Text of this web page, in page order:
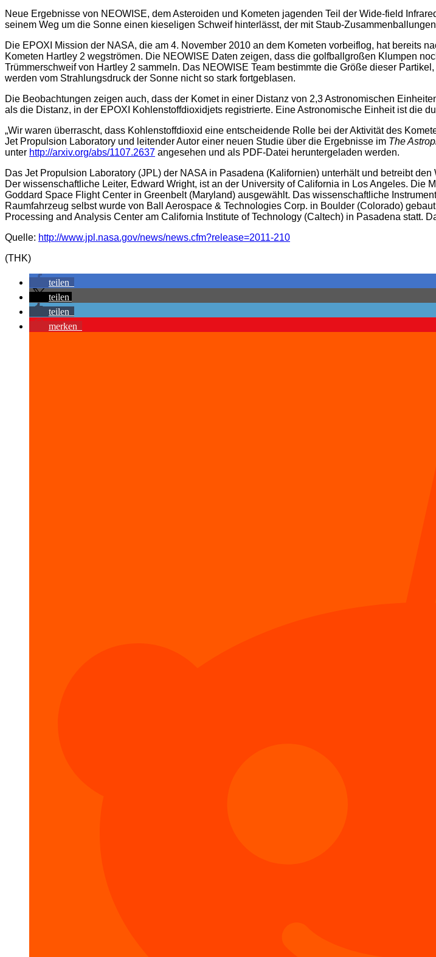
Neue Ergebnisse von NEOWISE, dem Asteroiden und Kometen jagenden Teil der Wide-field
seinem Weg um die Sonne einen kieseligen Schweif hinterlässt, der mit Staub-
Die EPOXI Mission der NASA, die am 4. November 2010 an dem Kometen vorbeiflog, hat bereits
Kometen Hartley 2 wegströmen. Die NEOWISE Daten zeigen, dass die golfballgroßen Klumpen
Trümmerschweif von Hartley 2 sammeln. Das NEOWISE Team bestimmte die Größe dieser
werden vom Strahlungsdruck der Sonne nicht so stark fortgeblasen.
Die Beobachtungen zeigen auch, dass der Komet in einer Distanz von 2,3 Astronomischen
als die Distanz, in der EPOXI Kohlenstoffdioxidjets registrierte. Eine Astronomische Einheit ist die
„Wir waren überrascht, dass Kohlenstoffdioxid eine entscheidende Rolle bei der Aktivität des
Jet Propulsion Laboratory und leitender Autor einer neuen Studie über die Ergebnisse im The
unter http://arxiv.org/abs/1107.2637 angesehen und als PDF-Datei heruntergeladen werden.
Das Jet Propulsion Laboratory (JPL) der NASA in Pasadena (Kalifornien) unterhält und betreibt
Der wissenschaftliche Leiter, Edward Wright, ist an der University of California in Los Angeles.
Goddard Space Flight Center in Greenbelt (Maryland) ausgewählt. Das wissenschaftliche
Raumfahrzeug selbst wurde von Ball Aerospace & Technologies Corp. in Boulder (Colorado)
Processing and Analysis Center am California Institute of Technology (Caltech) in Pasadena statt.
Quelle: http://www.jpl.nasa.gov/news/news.cfm?release=2011-210
(THK)
teilen
teilen
teilen
merken